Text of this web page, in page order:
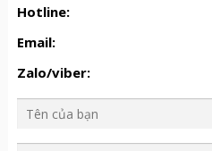
Hotline:
Email:
Zalo/viber: